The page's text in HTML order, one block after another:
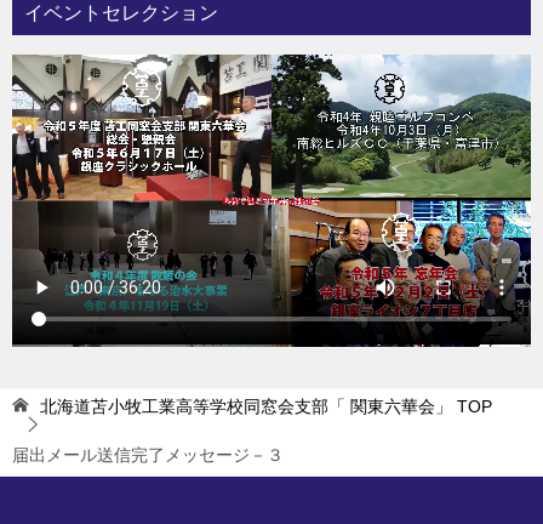
イベントセレクション
北海道苫小牧工業高等学校同窓会支部「 関東六華会」 TOP
届出メール送信完了メッセージ－３